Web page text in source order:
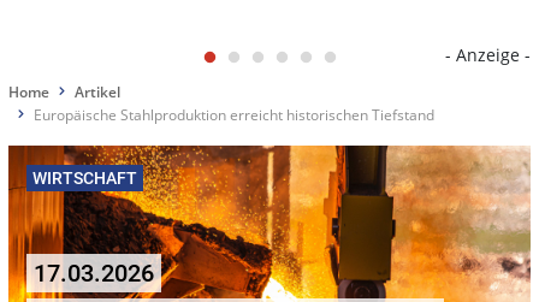
- Anzeige -
Home
Artikel
Europäische Stahlproduktion erreicht historischen Tiefstand
WIRTSCHAFT
17.03.2026